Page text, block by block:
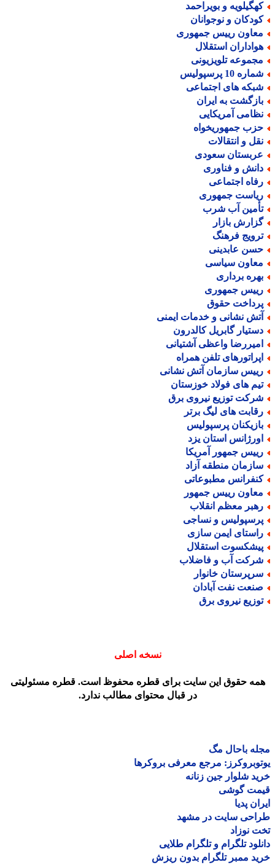
و بویراحمد
و نوجوانان
رییس جمهوری
استقلال
تلویزیونی
10 پرسپولیس
های اجتماعی
به ایران
آمریکایی
جمهوریخواه
و انتقالات
سعودی
و فناوری
اجتماعی
جمهوری
آب شرب
بازار
فرهنگ
عابدینی
سیاسی
برداری
جمهوری
حقوق
نشانی و خدمات ایمنی
گابریل کالدرون
واعظی آشتیانی
تلفن همراه
سازمان آتش نشانی
های فولاد خوزستان
توزیع نیروی برق
های لیگ برتر
پرسپولیس
استان یزد
جمهور آمریکا
منطقه آزاد
مطبوعاتی
رییس جمهور
معظم انقلاب
و نساجی
ایمن سازی
استقلال
آب و فاضلاب
خانوار
نفت آبادان
نیروی برق
نسخه اصلی
حقوق این سایت برای قطره محفوظ است. قطره مسئولیتی
در قبال محتوای مطالب ندارد.
باحال مگ
مرجع معرفی بروکرها
شلوار جین زنانه
گوشی
پدیا
سایت در مشهد
نوزاد
تلگرام و تلگرام طلایی
ممبر تلگرام بدون ریزش